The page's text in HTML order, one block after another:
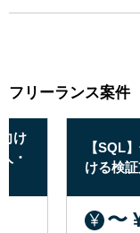
フリーランス案件
け
・
【SQL
ける検
〜